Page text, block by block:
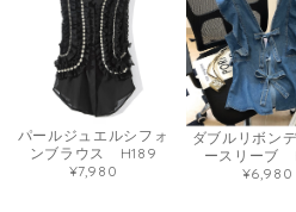
パールジュエルシフォ
ンブラウス H189
¥7,980
ダブルリボン
ースリーブ
¥6,980